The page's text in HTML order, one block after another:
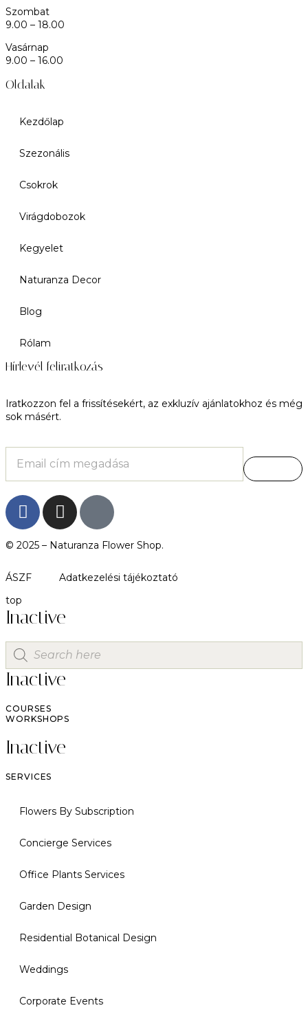
Szombat
9.00 – 18.00
Vasárnap
9.00 – 16.00
Oldalak
Kezdőlap
Szezonális
Csokrok
Virágdobozok
Kegyelet
Naturanza Decor
Blog
Rólam
Hírlevél feliratkozás
Iratkozzon fel a frissítésekért, az exkluzív ajánlatokhoz és még
sok másért.
© 2025 – Naturanza Flower Shop.
ÁSZF
Adatkezelési tájékoztató
top
Inactive
Inactive
COURSES
WORKSHOPS
Inactive
SERVICES
Flowers By Subscription
Concierge Services
Office Plants Services
Garden Design
Residential Botanical Design
Weddings
Corporate Events